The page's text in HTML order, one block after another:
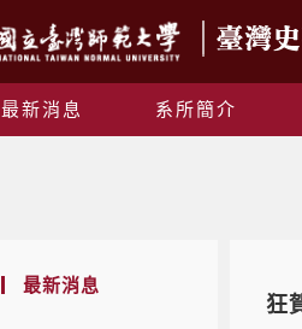
最新消息 系所簡介
最新消息
狂